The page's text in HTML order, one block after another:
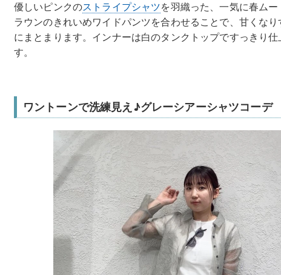
優しいピンクのストライプシャツを羽織った、一気に春ム
ラウンのきれいめワイドパンツを合わせることで、甘くな
にまとまります。インナーは白のタンクトップですっきり
す。
ワントーンで洗練見え♪グレーシアーシャツコーデ